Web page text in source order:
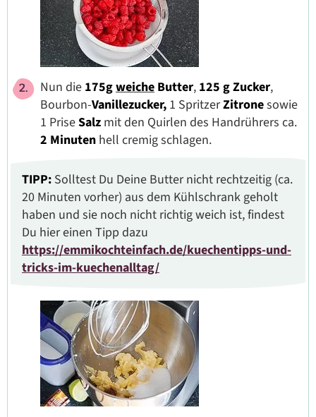
Nun die 175gweiche Butter, 125 gZucker,
Bourbon-Vanillezucker, 1 SpritzerZitronesowie
1 PriseSalz mit den Quirlen des Handrührers ca.
2 Minuten hell cremig schlagen.
TIPP: Solltest Du Deine Butter nicht rechtzeitig (ca.
20 Minuten vorher) aus dem Kühlschrank geholt
haben und sie noch nicht richtig weich ist, findest
Du hier einen Tipp dazu
https://emmikochteinfach.de/kuechentipps-und-
tricks-im-kuechenalltag/